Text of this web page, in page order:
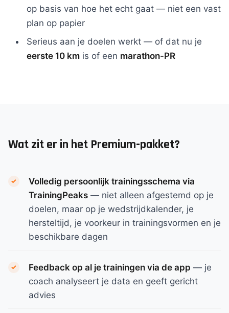
op basis van hoe het echt gaat — niet een vast
plan op papier
Serieus aan je doelen werkt — of dat nu je
eerste 10 km is of een marathon-PR
Wat zit er in het Premium-pakket?
Volledig persoonlijk trainingsschema via
TrainingPeaks — niet alleen afgestemd op je
doelen, maar op je wedstrijdkalender, je
hersteltijd, je voorkeur in trainingsvormen en je
beschikbare dagen
Feedback op al je trainingen via de app — je
coach analyseert je data en geeft gericht
advies